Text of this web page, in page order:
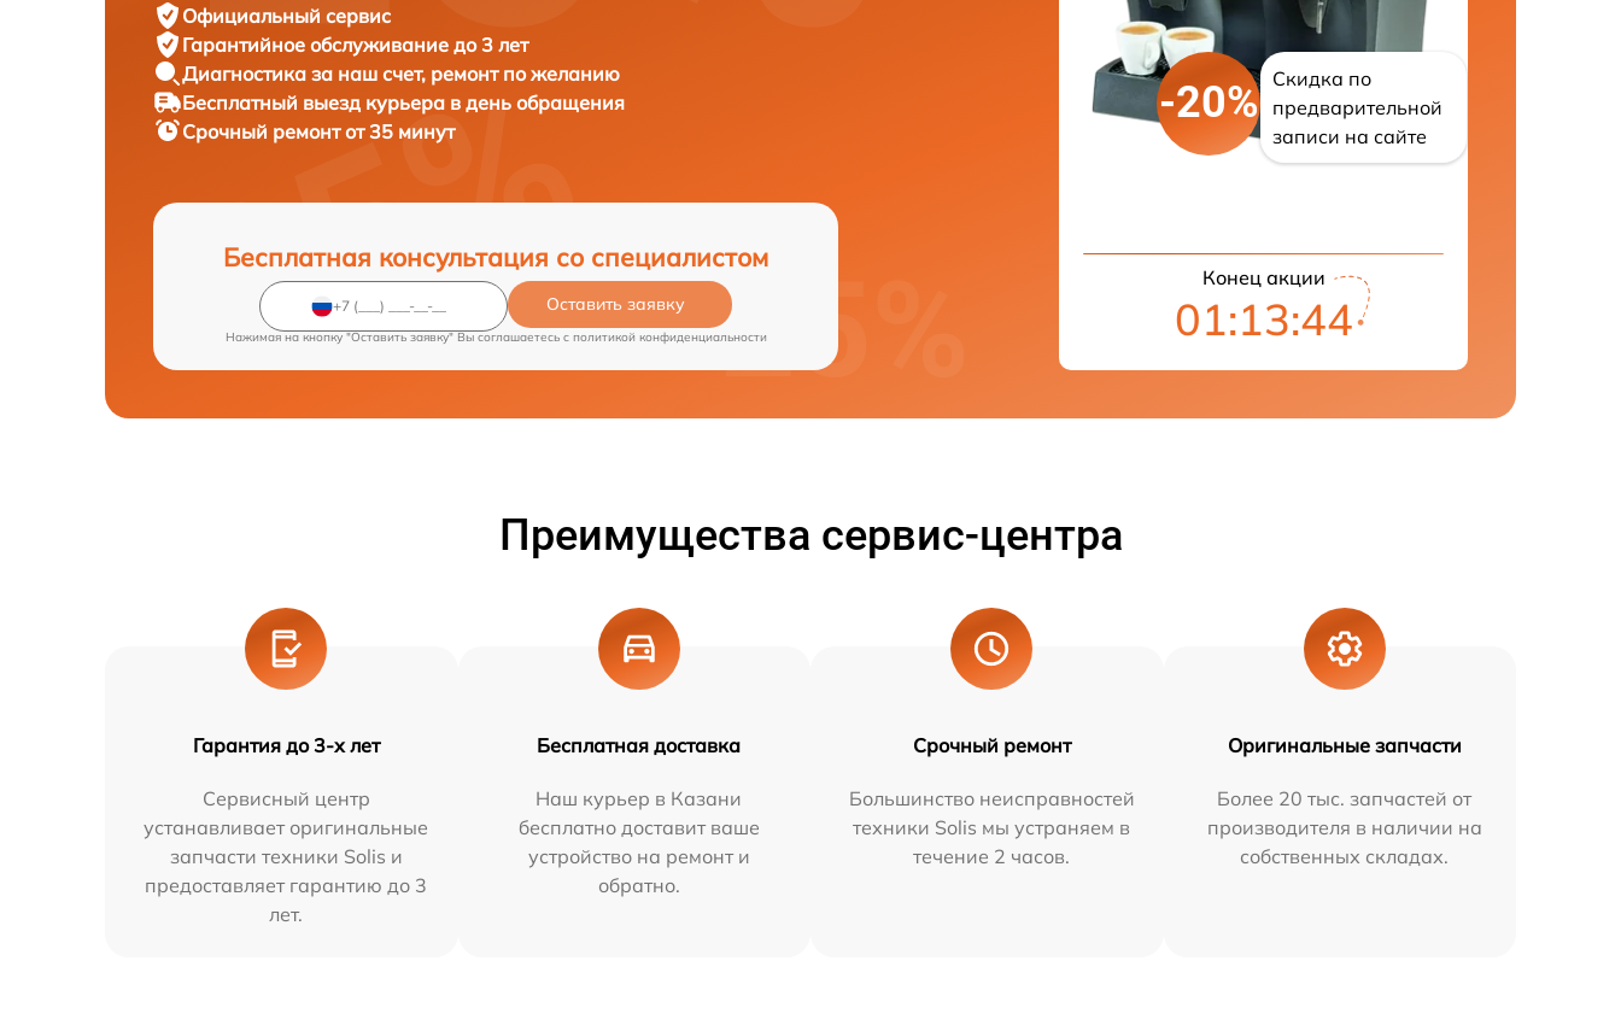
Официальный сервис
Гарантийное обслуживание до 3 лет
Диагностика за наш счет, ремонт по желанию
Бесплатный выезд курьера в день обращения
Срочный ремонтот 35 минут
Бесплатная консультация со специалистом
Оставить заявку
Нажимая на кнопку "Оставить заявку" Вы соглашаетесь c политикой конфиденциальности
-20%
Скидка по
предварительной
записи на сайте
Конец акции
01:13:43
Преимущества сервис-центра
Гарантия до 3-х лет
Сервисный центр
устанавливает оригинальные
запчасти техники Solis и
предоставляет гарантию до 3
лет.
Бесплатная доставка
Наш курьер в Казани
бесплатно доставит ваше
устройство на ремонт и
обратно.
Срочный ремонт
Большинство неисправностей
техники Solis мы устраняем в
течение 2 часов.
Оригинальные запчасти
Более 20 тыс. запчастей от
производителя в наличии на
собственных складах.